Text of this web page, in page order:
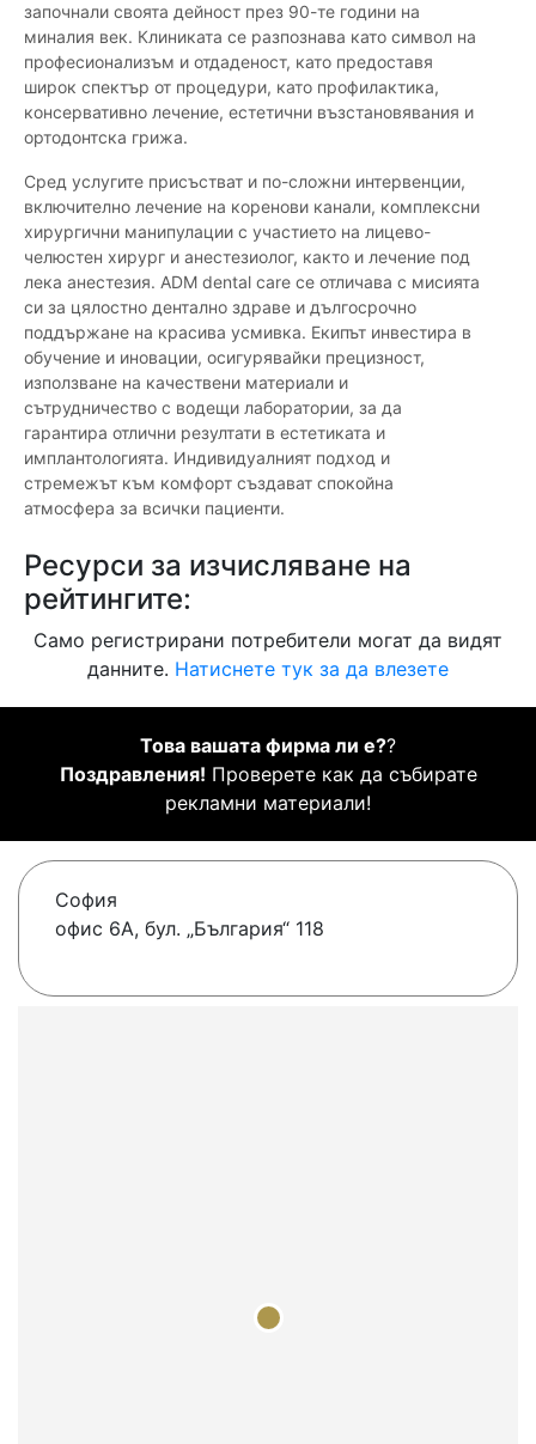
започнали своята дейност през 90-те години на
миналия век. Клиниката се разпознава като символ на
професионализъм и отдаденост, като предоставя
широк спектър от процедури, като профилактика,
консервативно лечение, естетични възстановявания и
ортодонтска грижа.
Сред услугите присъстват и по-сложни интервенции,
включително лечение на коренови канали, комплексни
хирургични манипулации с участието на лицево-
челюстен хирург и анестезиолог, както и лечение под
лека анестезия. ADM dental care се отличава с мисията
си за цялостно дентално здраве и дългосрочно
поддържане на красива усмивка. Екипът инвестира в
обучение и иновации, осигурявайки прецизност,
използване на качествени материали и
сътрудничество с водещи лаборатории, за да
гарантира отлични резултати в естетиката и
имплантологията. Индивидуалният подход и
стремежът към комфорт създават спокойна
атмосфера за всички пациенти.
Ресурси за изчисляване на
рейтингите:
Само регистрирани потребители могат да видят
данните. Натиснете тук за да влезете
Това вашата фирма ли е??
Поздравления! Проверете как да събирате
рекламни материали!
София
офис 6А, бул. „България“ 118